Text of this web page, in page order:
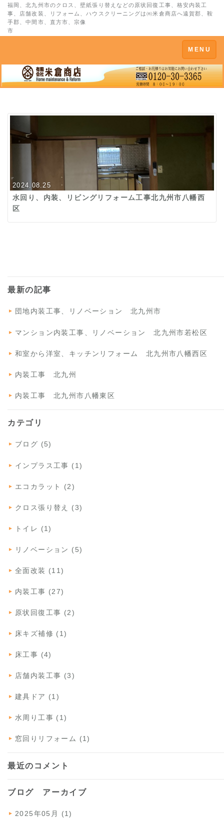
福岡、北九州市のクロス、壁紙張り替えなどの原状回復工事、格安内装工
事、店舗改装、リフォーム、ハウスクリーニングは㈲米倉商店へ遠賀郡、鞍
手郡、中間市、直方市、宗像
市
Toggle
navigation
MENU
2024.08.25
水回り、内装、リビングリフォーム工事北九州市八幡西
区
最新の記事
団地内装工事、リノベーション 北九州市
マンション内装工事、リノベーション 北九州市若松区
和室から洋室、キッチンリフォーム 北九州市八幡西区
内装工事 北九州
内装工事 北九州市八幡東区
カテゴリ
ブログ (5)
インプラス工事 (1)
エコカラット (2)
クロス張り替え (3)
トイレ (1)
リノベーション (5)
全面改装 (11)
内装工事 (27)
原状回復工事 (2)
床キズ補修 (1)
床工事 (4)
店舗内装工事 (3)
建具ドア (1)
水周り工事 (1)
窓回りリフォーム (1)
最近のコメント
ブログ アーカイブ
2025年05月 (1)